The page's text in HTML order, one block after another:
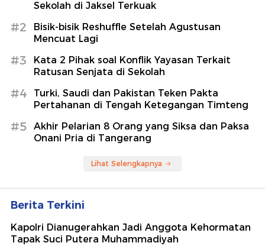
Sekolah di Jaksel Terkuak
#2
Bisik-bisik Reshuffle Setelah Agustusan
Mencuat Lagi
#3
Kata 2 Pihak soal Konflik Yayasan Terkait
Ratusan Senjata di Sekolah
#4
Turki, Saudi dan Pakistan Teken Pakta
Pertahanan di Tengah Ketegangan Timteng
#5
Akhir Pelarian 8 Orang yang Siksa dan Paksa
Onani Pria di Tangerang
Lihat Selengkapnya
Berita Terkini
Kapolri Dianugerahkan Jadi Anggota Kehormatan
Tapak Suci Putera Muhammadiyah